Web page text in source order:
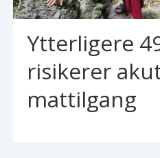
Ytterligere
risikerer
mattilgang